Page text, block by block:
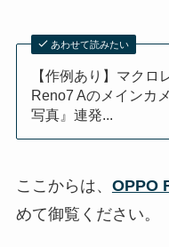
あわせて読みたい
【作例あり】マク
Reno7 Aのメインカ
写真』連発...
ここからは、 OPPO
めて御覧ください。